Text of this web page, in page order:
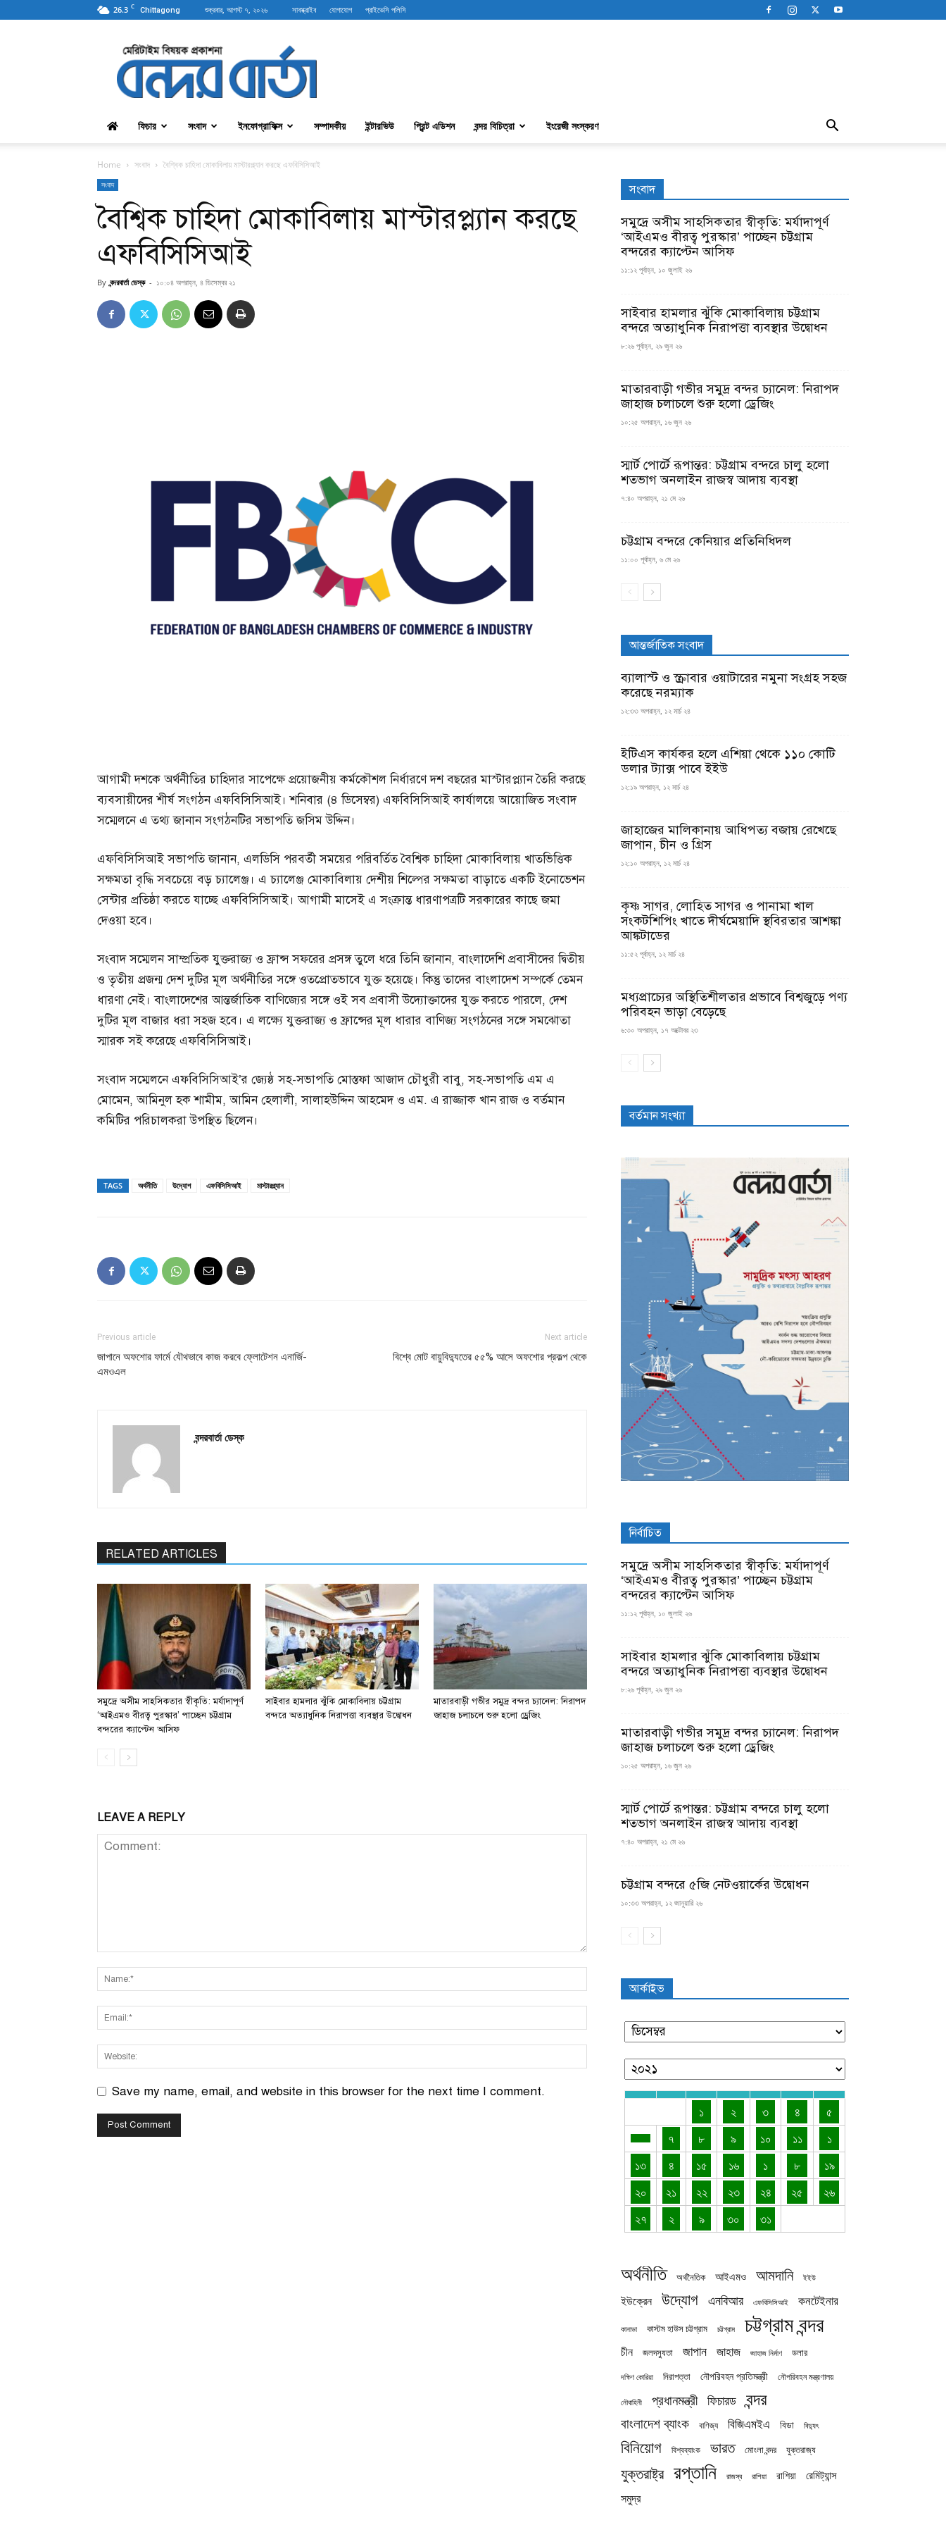
26.3 C Chittagong শুক্রবার, আগস্ট ৭, ২০২৬ সাবস্ক্রাইব যোগাযোগ প্রাইভেসি পলিসি
বন্দরবার্তা
ফিচার সংবাদ ইনফোগ্রাফিক্স সম্পাদকীয় ইন্টারভিউ প্রিন্ট এডিশন বন্দর বিচিত্রা ইংরেজী সংস্করণ
Home সংবাদ বৈশ্বিক চাহিদা মোকাবিলায় মাস্টারপ্ল্যান করছে এফবিসিসিআই
সংবাদ
বৈশ্বিক চাহিদা মোকাবিলায় মাস্টারপ্ল্যান করছে
এফবিসিসিআই
By বন্দরবার্তা ডেস্ক - ১০:০৪ অপরাহ্ন, ৪ ডিসেম্বর ২১
আগামী দশকে অর্থনীতির চাহিদার সাপেক্ষে প্রয়োজনীয় কর্মকৌশল নির্ধারণে দশ বছরের মাস্টারপ্ল্যান তৈরি করছে
ব্যবসায়ীদের শীর্ষ সংগঠন এফবিসিসিআই। শনিবার (৪ ডিসেম্বর) এফবিসিসিআই কার্যালয়ে আয়োজিত সংবাদ
সম্মেলনে এ তথ্য জানান সংগঠনটির সভাপতি জসিম উদ্দিন।
এফবিসিসিআই সভাপতি জানান, এলডিসি পরবর্তী সময়ের পরিবর্তিত বৈশ্বিক চাহিদা মোকাবিলায় খাতভিত্তিক
সক্ষমতা বৃদ্ধি সবচেয়ে বড় চ্যালেঞ্জ। এ চ্যালেঞ্জ মোকাবিলায় দেশীয় শিল্পের সক্ষমতা বাড়াতে একটি ইনোভেশন
সেন্টার প্রতিষ্ঠা করতে যাচ্ছে এফবিসিসিআই। আগামী মাসেই এ সংক্রান্ত ধারণাপত্রটি সরকারের কাছে জমা
দেওয়া হবে।
সংবাদ সম্মেলন সাম্প্রতিক যুক্তরাজ্য ও ফ্রান্স সফরের প্রসঙ্গ তুলে ধরে তিনি জানান, বাংলাদেশি প্রবাসীদের দ্বিতীয়
ও তৃতীয় প্রজন্ম দেশ দুটির মূল অর্থনীতির সঙ্গে ওতপ্রোতভাবে যুক্ত হয়েছে। কিন্তু তাদের বাংলাদেশ সম্পর্কে তেমন
ধারণা নেই। বাংলাদেশের আন্তর্জাতিক বাণিজ্যের সঙ্গে ওই সব প্রবাসী উদ্যোক্তাদের যুক্ত করতে পারলে, দেশ
দুটির মূল বাজার ধরা সহজ হবে। এ লক্ষ্যে যুক্তরাজ্য ও ফ্রান্সের মূল ধারার বাণিজ্য সংগঠনের সঙ্গে সমঝোতা
স্মারক সই করেছে এফবিসিসিআই।
সংবাদ সম্মেলনে এফবিসিসিআই’র জ্যেষ্ঠ সহ-সভাপতি মোস্তফা আজাদ চৌধুরী বাবু, সহ-সভাপতি এম এ
মোমেন, আমিনুল হক শামীম, আমিন হেলালী, সালাহউদ্দিন আহমেদ ও এম. এ রাজ্জাক খান রাজ ও বর্তমান
কমিটির পরিচালকরা উপস্থিত ছিলেন।
TAGS অর্থনীতি উদ্যোগ এফবিসিসিআই মাস্টারপ্ল্যান
Previous article
জাপানে অফশোর ফার্মে যৌথভাবে কাজ করবে ফ্লোটেশন এনার্জি-
এমওএল
Next article
বিশ্বে মোট বায়ুবিদ্যুতের ৫৫% আসে অফশোর প্রকল্প থেকে
বন্দরবার্তা ডেস্ক
RELATED ARTICLES
সমুদ্রে অসীম সাহসিকতার স্বীকৃতি: মর্যাদাপূর্ণ
‘আইএমও বীরত্ব পুরস্কার’ পাচ্ছেন চট্টগ্রাম
বন্দরের ক্যাপ্টেন আসিফ
সাইবার হামলার ঝুঁকি মোকাবিলায় চট্টগ্রাম
বন্দরে অত্যাধুনিক নিরাপত্তা ব্যবস্থার উদ্বোধন
মাতারবাড়ী গভীর সমুদ্র বন্দর চ্যানেল: নিরাপদ
জাহাজ চলাচলে শুরু হলো ড্রেজিং
LEAVE A REPLY
Save my name, email, and website in this browser for the next time I comment.
সংবাদ
সমুদ্রে অসীম সাহসিকতার স্বীকৃতি: মর্যাদাপূর্ণ
‘আইএমও বীরত্ব পুরস্কার’ পাচ্ছেন চট্টগ্রাম
বন্দরের ক্যাপ্টেন আসিফ
১১:১২ পূর্বাহ্ন, ১০ জুলাই ২৬
সাইবার হামলার ঝুঁকি মোকাবিলায় চট্টগ্রাম
বন্দরে অত্যাধুনিক নিরাপত্তা ব্যবস্থার উদ্বোধন
৮:২৬ পূর্বাহ্ন, ২৯ জুন ২৬
মাতারবাড়ী গভীর সমুদ্র বন্দর চ্যানেল: নিরাপদ
জাহাজ চলাচলে শুরু হলো ড্রেজিং
১০:২৫ অপরাহ্ন, ১৬ জুন ২৬
স্মার্ট পোর্টে রূপান্তর: চট্টগ্রাম বন্দরে চালু হলো
শতভাগ অনলাইন রাজস্ব আদায় ব্যবস্থা
৭:৪০ অপরাহ্ন, ২১ মে ২৬
চট্টগ্রাম বন্দরে কেনিয়ার প্রতিনিধিদল
১১:০০ পূর্বাহ্ন, ৬ মে ২৬
আন্তর্জাতিক সংবাদ
ব্যালাস্ট ও স্ক্রাবার ওয়াটারের নমুনা সংগ্রহ সহজ
করেছে নরম্যাক
১২:৩৩ অপরাহ্ন, ১২ মার্চ ২৪
ইটিএস কার্যকর হলে এশিয়া থেকে ১১০ কোটি
ডলার ট্যাক্স পাবে ইইউ
১২:১৯ অপরাহ্ন, ১২ মার্চ ২৪
জাহাজের মালিকানায় আধিপত্য বজায় রেখেছে
জাপান, চীন ও গ্রিস
১২:১০ অপরাহ্ন, ১২ মার্চ ২৪
কৃষ্ণ সাগর, লোহিত সাগর ও পানামা খাল
সংকটশিপিং খাতে দীর্ঘমেয়াদি স্থবিরতার আশঙ্কা
আঙ্কটাডের
১১:৫২ পূর্বাহ্ন, ১২ মার্চ ২৪
মধ্যপ্রাচ্যের অস্থিতিশীলতার প্রভাবে বিশ্বজুড়ে পণ্য
পরিবহন ভাড়া বেড়েছে
৬:৩০ অপরাহ্ন, ১৭ অক্টোবর ২৩
বর্তমান সংখ্যা
নির্বাচিত
সমুদ্রে অসীম সাহসিকতার স্বীকৃতি: মর্যাদাপূর্ণ
‘আইএমও বীরত্ব পুরস্কার’ পাচ্ছেন চট্টগ্রাম
বন্দরের ক্যাপ্টেন আসিফ
১১:১২ পূর্বাহ্ন, ১০ জুলাই ২৬
সাইবার হামলার ঝুঁকি মোকাবিলায় চট্টগ্রাম
বন্দরে অত্যাধুনিক নিরাপত্তা ব্যবস্থার উদ্বোধন
৮:২৬ পূর্বাহ্ন, ২৯ জুন ২৬
মাতারবাড়ী গভীর সমুদ্র বন্দর চ্যানেল: নিরাপদ
জাহাজ চলাচলে শুরু হলো ড্রেজিং
১০:২৫ অপরাহ্ন, ১৬ জুন ২৬
স্মার্ট পোর্টে রূপান্তর: চট্টগ্রাম বন্দরে চালু হলো
শতভাগ অনলাইন রাজস্ব আদায় ব্যবস্থা
৭:৪০ অপরাহ্ন, ২১ মে ২৬
চট্টগ্রাম বন্দরে ৫জি নেটওয়ার্কের উদ্বোধন
১০:৩৩ অপরাহ্ন, ১২ জানুয়ারি ২৬
আর্কাইভ
১ ২ ৩ ৪
৫
৭
৮ ৯ ১০ ১১
১
১৩
৪ ১৫ ১৬ ১ ৮
১৯
২০
২১ ২২ ২৩ ২৪ ২৫
২৬
২৭
২ ৯ ৩০ ৩১
অর্থনীতি অর্থনৈতিক আইএমও আমদানি ইইউ
ইউক্রেন উদ্যোগ এনবিআর এফবিসিসিআই কনটেইনার
কানাডা কাস্টম হাউস চট্টগ্রাম চট্টগ্রাম চট্টগ্রাম বন্দর
চীন জলদস্যুতা জাপান জাহাজ জাহাজ নির্মাণ ডলার
দক্ষিণ কোরিয়া নিরাপত্তা নৌপরিবহন প্রতিমন্ত্রী নৌপরিবহন মন্ত্রণালয়
নৌবাহিনী প্রধানমন্ত্রী ফিচারড বন্দর
বাংলাদেশ ব্যাংক বাণিজ্য বিজিএমইএ বিডা বিদ্যুৎ
বিনিয়োগ বিশ্বব্যাংক ভারত মোংলা বন্দর যুক্তরাজ্য
যুক্তরাষ্ট্র রপ্তানি রাজস্ব রাশিয়া রাশিয়া রেমিট্যান্স
সমুদ্র